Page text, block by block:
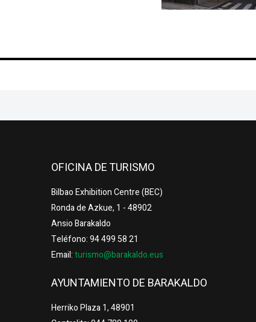
OFICINA DE TURISMO
Bilbao Exhibition Centre (BEC)
Ronda de Azkue, 1 - 48902
Ansio Barakaldo
Teléfono: 94 499 58 21
Email:turismo@barakaldo.eus
AYUNTAMIENTO DE BARAKALDO
Herriko Plaza 1, 48901